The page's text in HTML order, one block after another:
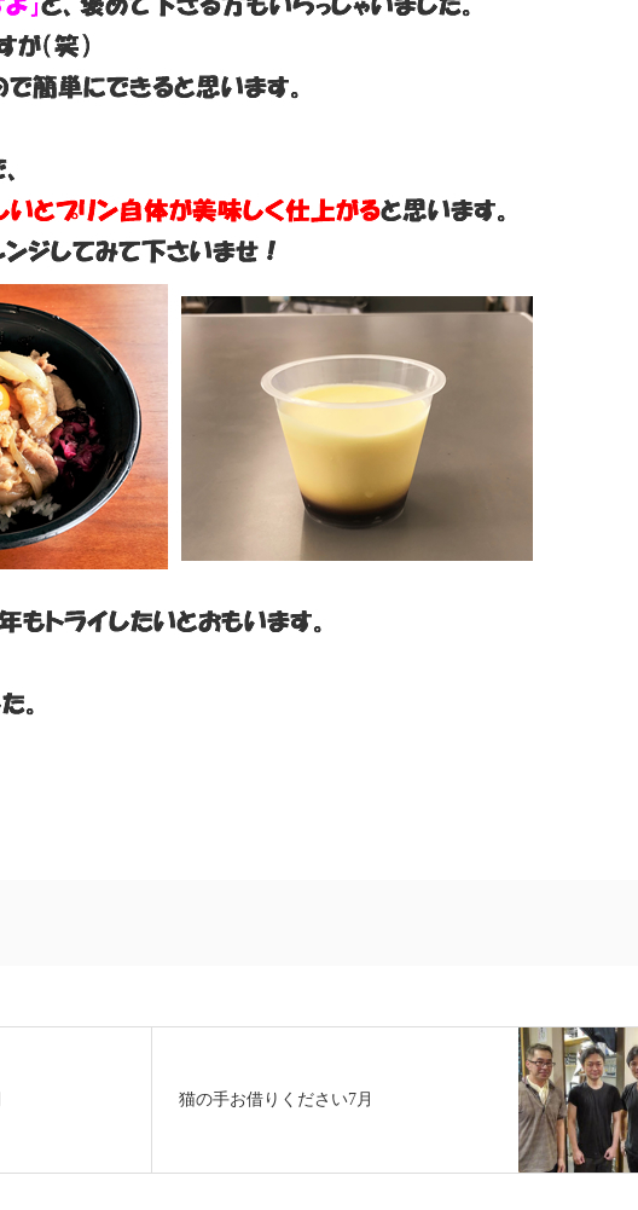
猫の手お借りください7月